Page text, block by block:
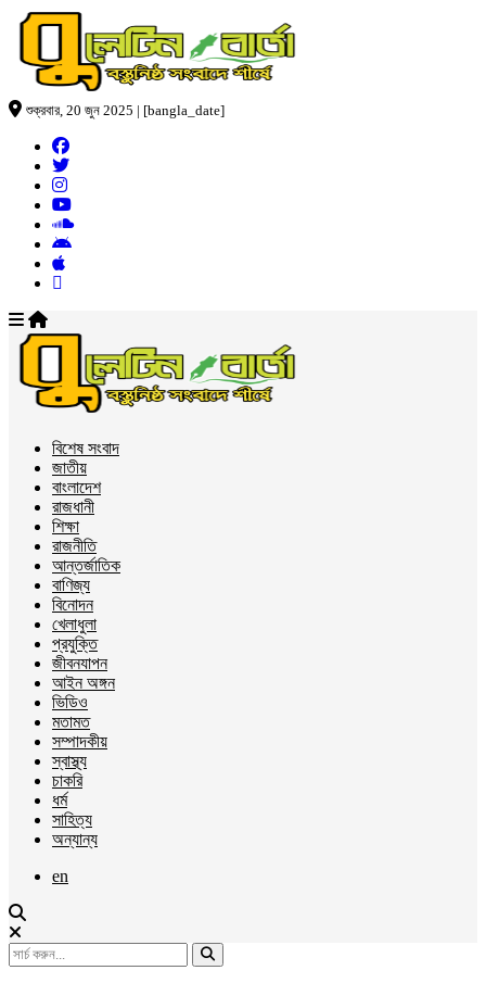
শুক্রবার, 20 জুন 2025 | [bangla_date]
বিশেষ সংবাদ
জাতীয়
বাংলাদেশ
রাজধানী
শিক্ষা
রাজনীতি
আন্তর্জাতিক
বাণিজ্য
বিনোদন
খেলাধুলা
প্রযুক্তি
জীবনযাপন
আইন অঙ্গন
ভিডিও
মতামত
সম্পাদকীয়
স্বাস্থ্য
চাকরি
ধর্ম
সাহিত্য
অন্যান্য
en